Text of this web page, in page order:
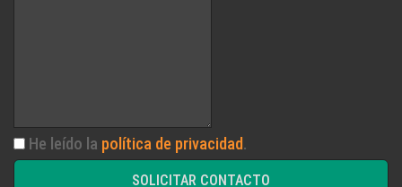
He leído la política de privacidad.
SOLICITAR CONTACTO